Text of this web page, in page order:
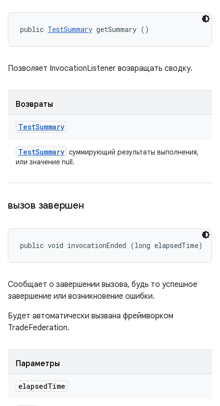
public TestSummary getSummary ()
Позволяет InvocationListener возвращать сводку.
Возвраты
TestSummary
TestSummary суммирующий результаты выполнения,
или значение null.
вызов завершен
public void invocationEnded (long elapsedTime)
Сообщает о завершении вызова, будь то успешное
завершение или возникновение ошибки.
Будет автоматически вызвана фреймворком
TradeFederation.
Параметры
elapsedTime